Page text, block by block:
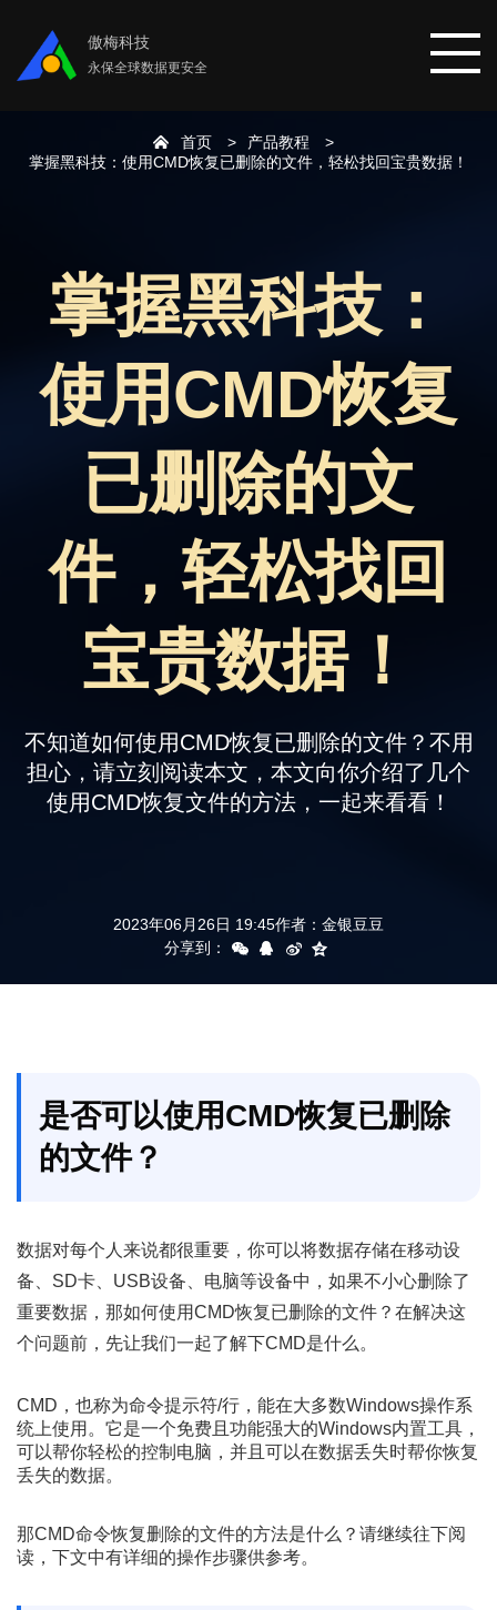
傲梅科技
永保全球数据更安全
首页
数据恢复
数据备份
首页
产品教程
掌握黑科技：使用CMD恢复已删除的文件，轻松找回宝贵数据！
掌握黑科技：
使用CMD恢复
已删除的文
件，轻松找回
宝贵数据！
不知道如何使用CMD恢复已删除的文件？不用
担心，请立刻阅读本文，本文向你介绍了几个
使用CMD恢复文件的方法，一起来看看！
2023年06月26日 19:45作者： 金银豆豆
分享到：
是否可以使用CMD恢复已删除
的文件？
数据对每个人来说都很重要，你可以将数据存储在移动设
备、SD卡、USB设备、电脑等设备中，如果不小心删除了
重要数据，那如何使用CMD恢复已删除的文件？在解决这
个问题前，先让我们一起了解下CMD是什么。
CMD，也称为命令提示符/行，能在大多数Windows操作系
统上使用。它是一个免费且功能强大的Windows内置工具，
可以帮你轻松的控制电脑，并且可以在数据丢失时帮你恢复
丢失的数据。
那CMD命令恢复删除的文件的方法是什么？请继续往下阅
读，下文中有详细的操作步骤供参考。